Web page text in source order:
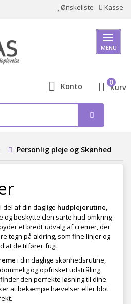
Ønskeliste Kasse
MENU
Konto Kurv
0
Personlig pleje og Skønhed
af din daglige hudplejerutine,
og beskytte den sarte hud omkring
et bredt udvalg af cremer, der
tegn på aldring, som fine linjer og
at de tilfører fugt.
i din daglige skønhedsrutine,
og opfrisket udstråling.
den perfekte løsning til dine
at bekæmpe hævelser eller blot